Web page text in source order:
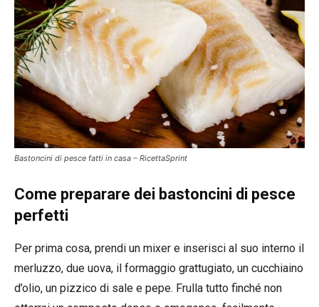
Bastoncini di pesce fatti in casa – RicettaSprint
Come preparare dei bastoncini di pesce
perfetti
Per prima cosa, prendi un mixer e inserisci al suo interno il
merluzzo, due uova, il formaggio grattugiato, un cucchiaino
d’olio, un pizzico di sale e pepe. Frulla tutto finché non